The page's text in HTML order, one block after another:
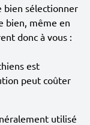
bien sélectionner
bien, même en
donc à vous :
est
peut coûter
utilisé